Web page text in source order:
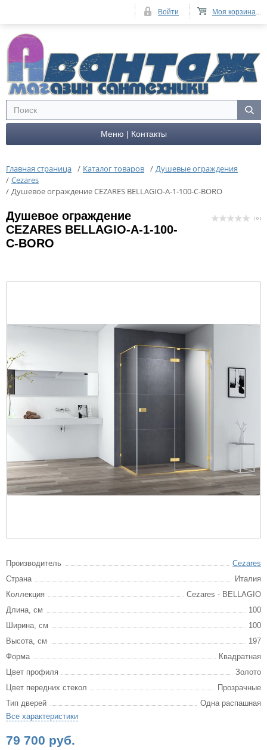
Меню | Контакты
Главная страница / Каталог товаров / Душевые ограждения
/ Cezares
/ Душевое ограждение CEZARES BELLAGIO-A-1-100-C-BORO
Душевое ограждение
CEZARES BELLAGIO-A-1-100-
C-BORO
( 0 )
Производитель
Cezares
Страна
Италия
Коллекция
Cezares - BELLAGIO
Длина, см
100
Ширина, см
100
Высота, см
197
Форма
Квадратная
Цвет профиля
Золото
Цвет передних стекол
Прозрачные
Тип дверей
Одна распашная
Все характеристики
79 700 руб.
Моя корзина...
Войти